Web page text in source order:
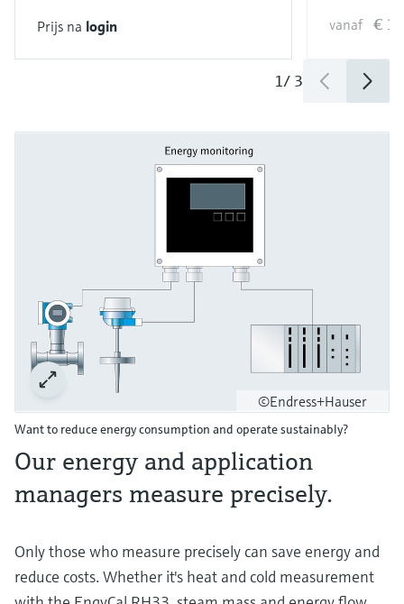
Prijs na login vanaf €
1/ 3
©Endress+Hauser
Want to reduce energy consumption and operate sustainably?
Our energy and application
managers measure precisely.
Only those who measure precisely can save energy and
reduce costs. Whether it's heat and cold measurement